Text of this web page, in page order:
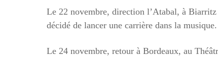
Le 22 novembre, direction l’Atabal, à
décidé de lancer une carrière dans la
Le 24 novembre, retour à Bordeaux, au